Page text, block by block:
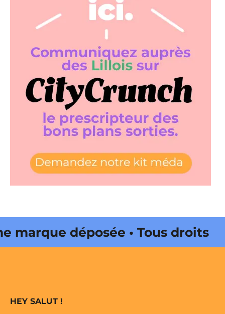
déposée • Tous droits
HEY SALUT !